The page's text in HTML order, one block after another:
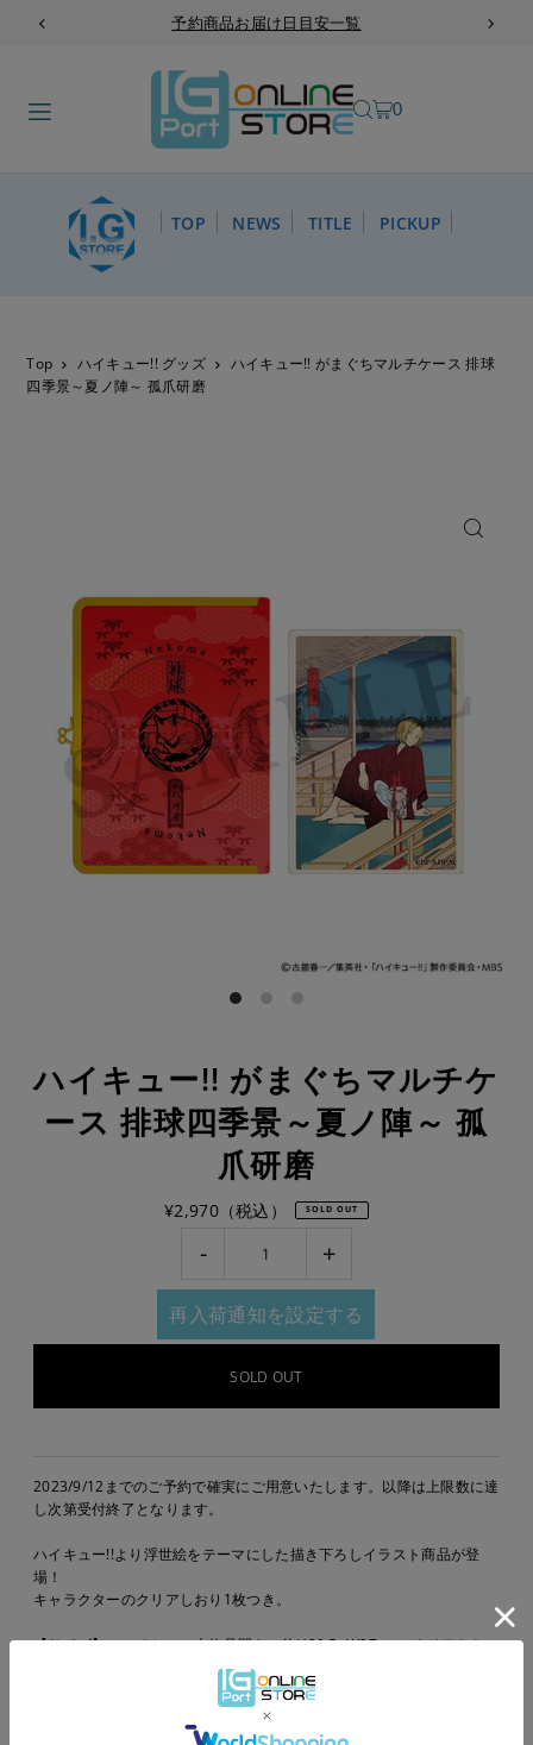
TRANSLATION MISSING: JA.ACCESSIBILITY.SKIP_TO_TEXT
予約商品お届け日目安一覧
0
TOP NEWS TITLE PICKUP
Top ハイキュー!! グッズ
ハイキュー!! がまぐちマルチケース 排球
四季景～夏ノ陣～ 孤爪研磨
ハイキュー!! がまぐちマルチケ
ース 排球四季景～夏ノ陣～ 孤
爪研磨
¥2,970（税込） SOLD OUT
- +
再入荷通知を設定する
2023/9/12までのご予約で確実にご用意いたします。以降は上限数に達
し次第受付終了となります。
ハイキュー!!より浮世絵をテーマにした描き下ろしイラスト商品が登
場！
キャラクターのクリアしおり1枚つき。
【サイズ】マルチケース本体見開き：約H20.5×W27cm／クリアしお
【仕様】マルチケース：ポリエステル、鉄／クリアしおり：PET クリ